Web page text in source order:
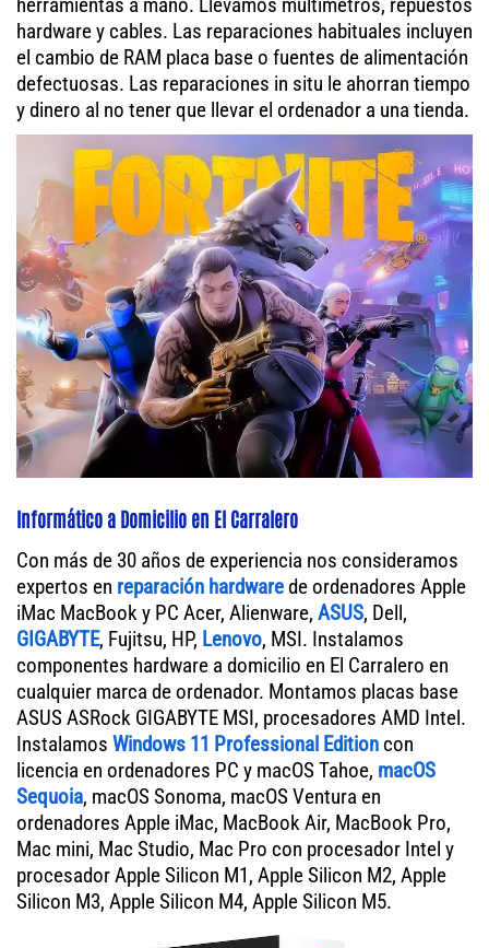
herramientas a mano. Llevamos multímetros, repuestos
hardware y cables. Las reparaciones habituales incluyen
el cambio de RAM placa base o fuentes de alimentación
defectuosas. Las reparaciones in situ le ahorran tiempo
y dinero al no tener que llevar el ordenador a una tienda.
Informático a Domicilio en El Carralero
Con más de 30 años de experiencia nos consideramos
expertos en reparación hardwarede ordenadores Apple
iMac MacBook y PC Acer, Alienware, ASUS, Dell,
GIGABYTE, Fujitsu, HP, Lenovo, MSI. Instalamos
componentes hardware a domicilio en El Carralero en
cualquier marca de ordenador. Montamos placas base
ASUS ASRock GIGABYTE MSI, procesadores AMD Intel.
Instalamos Windows 11 Professional Edition con
licencia en ordenadores PC y macOS Tahoe, macOS
Sequoia, macOS Sonoma, macOS Ventura en
ordenadores Apple iMac, MacBook Air, MacBook Pro,
Mac mini, Mac Studio, Mac Pro con procesador Intel y
procesador Apple Silicon M1, Apple Silicon M2, Apple
Silicon M3, Apple Silicon M4, Apple Silicon M5.